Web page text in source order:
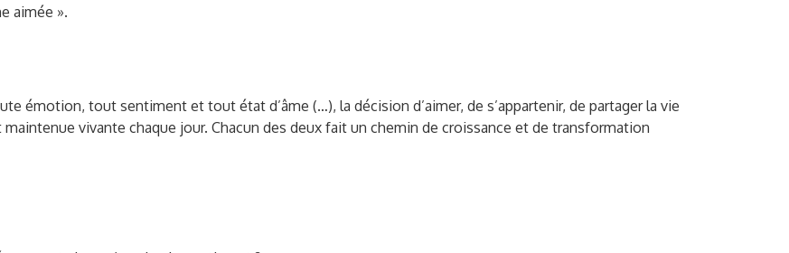
aimée ».
émotion, tout sentiment et tout état d’âme (…), la décision d’aimer, de s’appartenir, de partager la vie
vivante chaque jour. Chacun des deux fait un chemin de croissance et de transformation